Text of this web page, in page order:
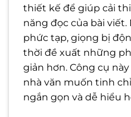
thiết kế để giúp cải
năng đọc của bài
phức tạp, giọng bị
thời đề xuất những
giản hơn. Công cụ
nhà văn muốn tinh
ngắn gọn và dễ hiểu